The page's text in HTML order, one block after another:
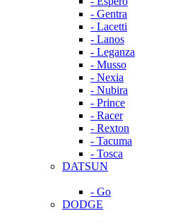
- Gentra
- Lacetti
- Lanos
- Leganza
- Musso
- Nexia
- Nubira
- Prince
- Racer
- Rexton
- Tacuma
- Tosca
DATSUN
- Go
DODGE